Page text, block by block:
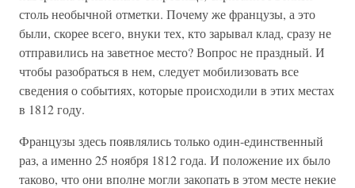
столь необычной отметки. Почему же французы, а это
были, скорее всего, внуки тех, кто зарывал клад, сразу не
отправились на заветное место? Вопрос не праздный. И
чтобы разобраться в нем, следует мобилизовать все
сведения о событиях, которые происходили в этих местах
в 1812 году.
Французы здесь появлялись только один-единственный
раз, а именно 25 ноября 1812 года. И положение их было
таково, что они вполне могли закопать в этом месте некие